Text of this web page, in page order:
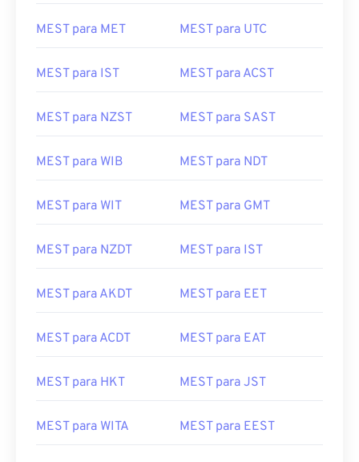
MEST para MET MEST para UTC
MEST para IST MEST para ACST
MEST para NZST MEST para SAST
MEST para WIB MEST para NDT
MEST para WIT MEST para GMT
MEST para NZDT MEST para IST
MEST para AKDT MEST para EET
MEST para ACDT MEST para EAT
MEST para HKT MEST para JST
MEST para WITA MEST para EEST